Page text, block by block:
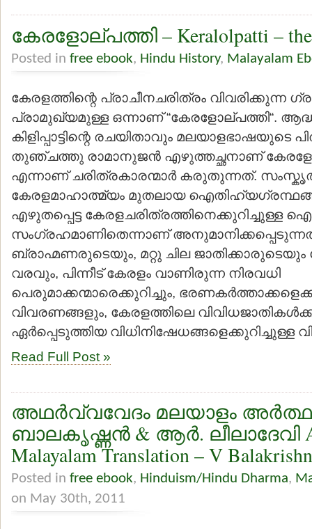
കേരളോല്പത്തി – Keralolpatti – the
Posted in free ebook, Hindu History, Malayalam
കേരളത്തിന്റെ പ്രാചീനചരിത്രം വിവരിക്കുന്ന
പ്രാമുഖ്യമുള്ള ഒന്നാണ് “കേരളോല്പത്തി“.
കിളിപ്പാട്ടിന്റെ രചയിതാവും മലയാളഭാഷയുടെ
തുഞ്ചത്തു രാമാനുജന്‍ എഴുത്തച്ഛനാണ്
എന്നാണ് ചരിത്രകാരന്മാര്‍ കരുതുന്നത്.
കേരളമാഹാത്മ്യം മുതലായ
എഴുതപ്പെട്ട
സംഗ്രഹമാണിതെന്നാണ്
ബ്രാഹ്മണരുടെയും, മറ്റു ചില ജാതിക്കാരുടെയും
വരവും, പിന്നീട് കേരളം വാണിരുന്ന നിരവധി
പെരുമാക്കന്മാരെക്കുറിച്ചും,
വിവരണങ്ങളും, കേരളത്തിലെ
ഏര്‍പ്പെടുത്തിയ
Read Full Post »
അഥര്‍വ്വവേദം മലയാളം
ബാലകൃഷ്ണന്‍ & ആര്‍. ലീലാദേവി
Malayalam Translation – V
Posted in free ebook, Hinduism/Hindu Dharma,
on May 30th, 2011